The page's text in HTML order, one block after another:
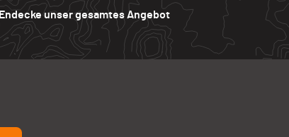
Endecke unser gesamtes Angebot